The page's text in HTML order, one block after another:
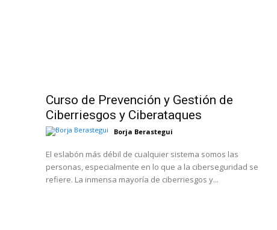
Curso de Prevención y Gestión de
Ciberriesgos y Ciberataques
Borja Berastegui
El eslabón más débil de cualquier sistema somos las
personas, especialmente en lo que a la ciberseguridad se
refiere. La inmensa mayoría de ciberriesgos y...